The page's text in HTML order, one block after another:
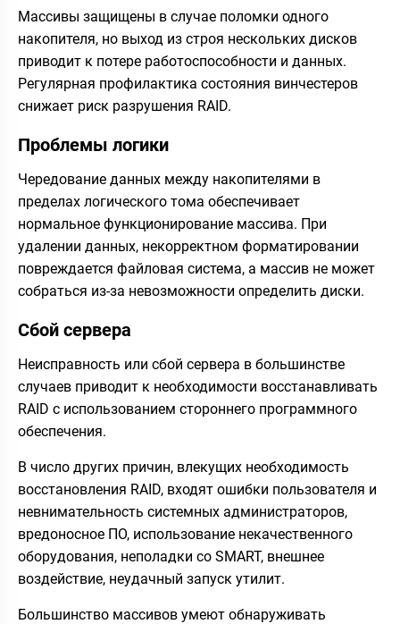
Массивы защищены в случае поломки одного
накопителя, но выход из строя нескольких дисков
приводит к потере работоспособности и данных.
Регулярная профилактика состояния винчестеров
снижает риск разрушения RAID.
Проблемы логики
Чередование данных между накопителями в
пределах логического тома обеспечивает
нормальное функционирование массива. При
удалении данных, некорректном форматировании
повреждается файловая система, а массив не может
собраться из-за невозможности определить диски.
Сбой сервера
Неисправность или сбой сервера в большинстве
случаев приводит к необходимости восстанавливать
RAID с использованием стороннего программного
обеспечения.
В число других причин, влекущих необходимость
восстановления RAID, входят ошибки пользователя и
невнимательность системных администраторов,
вредоносное ПО, использование некачественного
оборудования, неполадки со SMART, внешнее
воздействие, неудачный запуск утилит.
Большинство массивов умеют обнаруживать